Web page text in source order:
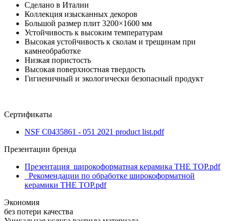
Сделано в Италии
Коллекция изысканных декоров
Большой размер плит 3200×1600 мм
Устойчивость к высоким температурам
Высокая устойчивость к сколам и трещинам при
камнеобработке
Низкая пористость
Высокая поверхностная твердость
Гигиеничный и экологически безопасный продукт
Сертификаты
NSF C0435861 - 051 2021 product list.pdf
Презентации бренда
Презентация_широкоформатная керамика THE TOP.pdf
_Рекомендации по обработке широкоформатной
керамики THE TOP.pdf
Экономия
без потери качества